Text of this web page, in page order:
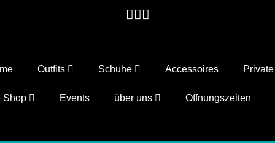
Outfits Schuhe Accessoires
Shop Events über uns Öffnungszeiten